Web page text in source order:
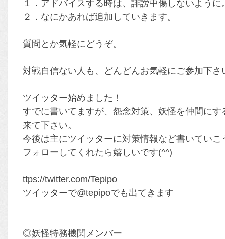
１．アドバイスする時は、誹謗中傷しないように
２．なにかあれば追加していきます。
質問とか気軽にどうぞ。
対戦自信ない人も、どんどんお気軽にご参加下さ
ツイッター始めました！
すでに書いてますが、怨念対策、妖怪を仲間に
来て下さい。
今後は主にツイッターに対策情報など書いてい
フォローしてくれたら嬉しいです(^^)
ttps://twitter.com/Tepipo
ツイッターで@tepipoでも出てきます
◎妖怪特務機関メンバー